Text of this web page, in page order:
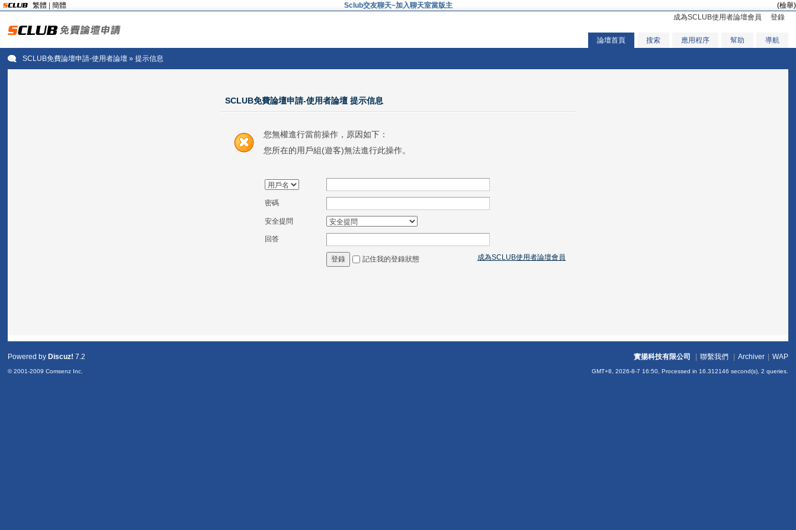
繁體 簡體 Sclub交友聊天~加入聊天室當版主
(檢舉)
成為SCLUB使用者論壇會員
登錄
論壇首頁 搜索 應用程序 幫助 導航
SCLUB免費論壇申請-使用者論壇 » 提示信息
SCLUB免費論壇申請-使用者論壇 提示信息
您無權進行當前操作，原因如下：
您所在的用戶組(遊客)無法進行此操作。
密碼
安全提問
回答
成為SCLUB使用者論壇會員
登錄 記住我的登錄狀態
實揚科技有限公司 聯繫我們 Archiver WAP
GMT+8, 2026-8-7 16:50, Processed in 16.312146 second(s), 2 queries.
Powered by Discuz! 7.2
© 2001-2009Comsenz Inc.